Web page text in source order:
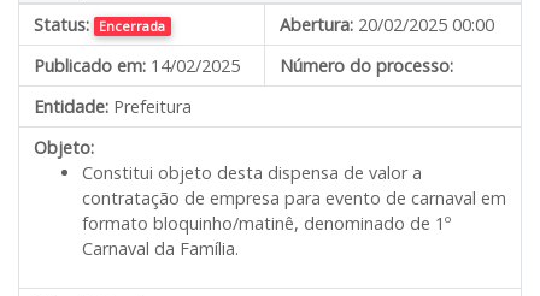
Status: Encerrada Abertura: 20/02/2025 00:00
Publicado em: 14/02/2025
Número do processo:
Entidade: Prefeitura
Objeto:
Constitui objeto desta dispensa de valor a
contratação de empresa para evento de carnaval em
formato bloquinho/matinê, denominado de 1º
Carnaval da Família.